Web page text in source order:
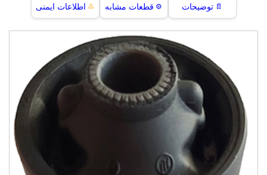
📄 توضیحات ⚙️ قطعات مشابه ⚠️ اطلاعات ایمنی